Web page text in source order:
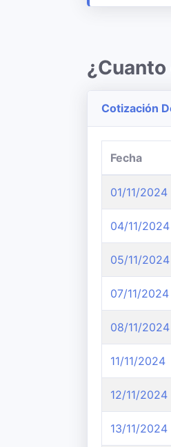
Cotización
Fecha
01/11/2024
04/11/2024
05/11/2024
07/11/2024
08/11/2024
11/11/2024
12/11/2024
13/11/2024